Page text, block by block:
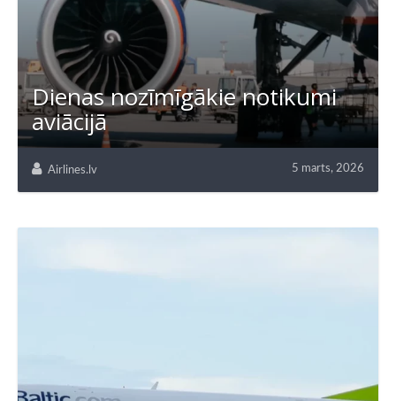
Dienas nozīmīgākie notikumi
aviācijā
Airlines.lv 5 marts, 2026